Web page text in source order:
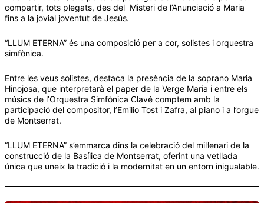
compartir, tots plegats, des del Misteri de l’Anunciació a Maria
fins a la jovial joventut de Jesús.
“LLUM ETERNA” és una composició per a cor, solistes i orquestra
simfònica.
Entre les veus solistes, destaca la presència de la soprano Maria
Hinojosa, que interpretarà el paper de la Verge Maria i entre els
músics de l’Orquestra Simfònica Clavé comptem amb la
participació del compositor, l’Emilio Tost i Zafra, al piano i a l’orgue
de Montserrat.
“LLUM ETERNA” s’emmarca dins la celebració del mil·lenari de la
construcció de la Basílica de Montserrat, oferint una vetllada
única que uneix la tradició i la modernitat en un entorn inigualable.